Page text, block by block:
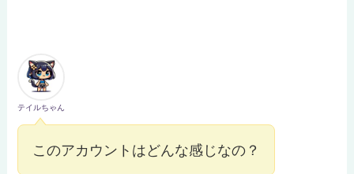
テイルちゃん
このアカウントはどんな感じなの？